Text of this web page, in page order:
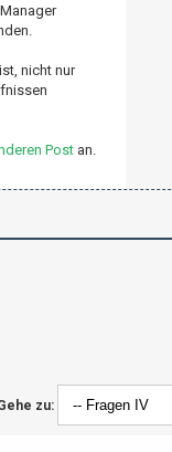
nicht nur
Postan.
zu: